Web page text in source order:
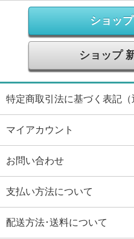
ショッ
ショップ
特定商取引法に基づく表記（
マイアカウント
お問い合わせ
支払い方法について
配送方法･送料について